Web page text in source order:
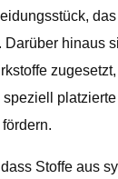
Darüber hinaus
Stoffe aus